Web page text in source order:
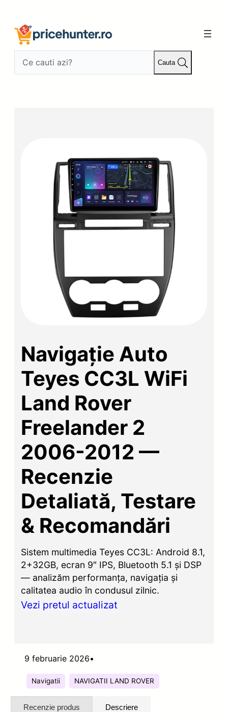
conținut
Cauta
Navigație Auto
Teyes CC3L WiFi
Land Rover
Freelander 2
2006-2012 —
Recenzie
Detaliată, Testare
& Recomandări
Sistem multimedia Teyes CC3L: Android 8.1,
2+32GB, ecran 9″ IPS, Bluetooth 5.1 și DSP
— analizăm performanța, navigația și
calitatea audio în condusul zilnic.
Vezi pretul actualizat
9 februarie 2026•
Navigatii NAVIGATII LAND ROVER
Recenzie produs Descriere